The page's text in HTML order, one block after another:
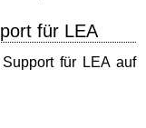
für LEA
für LEA auf